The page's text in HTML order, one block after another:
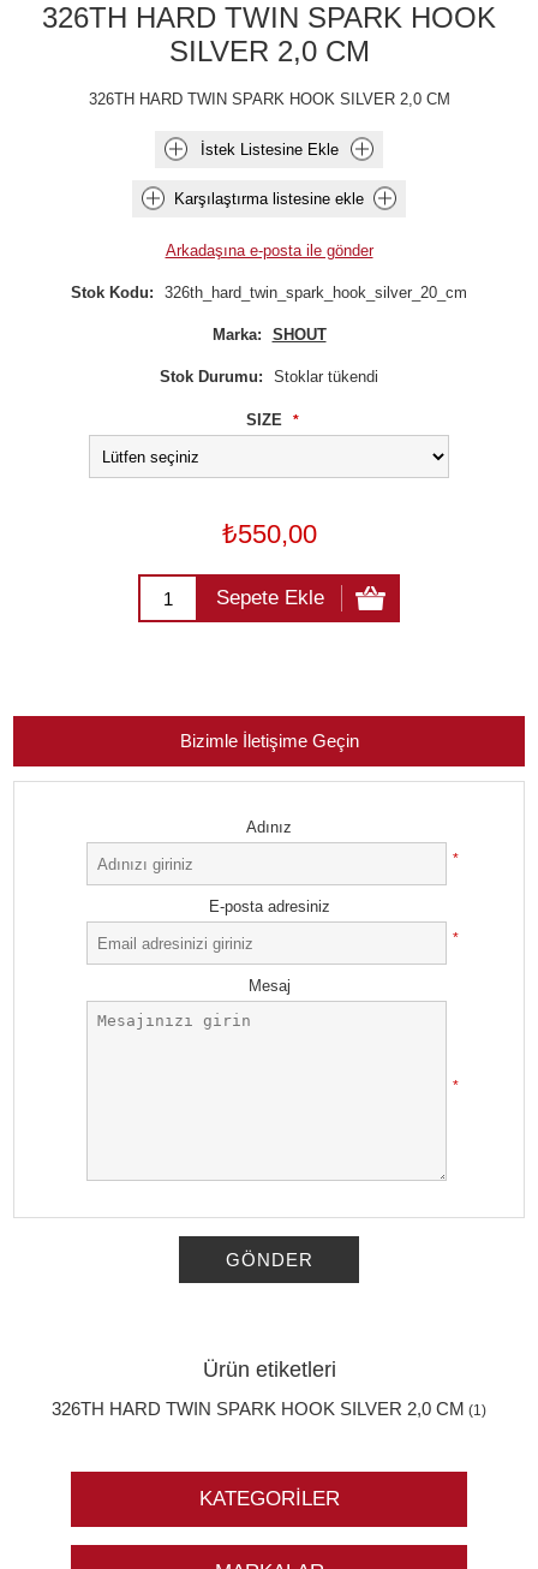
326TH HARD TWIN SPARK HOOK
SILVER 2,0 CM
326TH HARD TWIN SPARK HOOK SILVER 2,0 CM
İstek Listesine Ekle
Karşılaştırma listesine ekle
Arkadaşına e-posta ile gönder
Stok Kodu: 326th_hard_twin_spark_hook_silver_20_cm
Marka: SHOUT
Stok Durumu: Stoklar tükendi
SIZE *
₺550,00
Sepete Ekle
Bizimle İletişime Geçin
Adınız
*
E-posta adresiniz
*
Mesaj
*
GÖNDER
Ürün etiketleri
326TH HARD TWIN SPARK HOOK SILVER 2,0 CM (1)
KATEGORILER